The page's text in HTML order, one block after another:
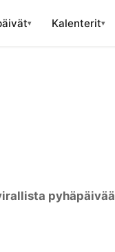
▾ Kalenterit▾
pyhäpäivää